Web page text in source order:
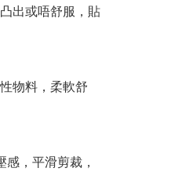
出或唔舒服，貼
物料，柔軟舒
，平滑剪裁，